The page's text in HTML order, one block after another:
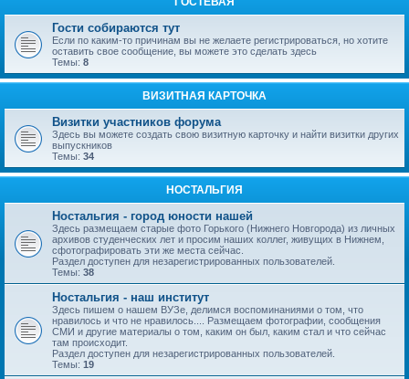
Гости собираются тут
Если по каким-то причинам вы не желаете регистрироваться, но хотите
оставить свое сообщение, вы можете это сделать здесь
Темы: 8
ВИЗИТНАЯ КАРТОЧКА
Визитки участников форума
Здесь вы можете создать свою визитную карточку и найти визитки других
выпускников
Темы: 34
НОСТАЛЬГИЯ
Ностальгия - город юности нашей
Здесь размещаем старые фото Горького (Нижнего Новгорода) из личных
архивов студенческих лет и просим наших коллег, живущих в Нижнем,
сфотографировать эти же места сейчас.
Раздел доступен для незарегистрированных пользователей.
Темы: 38
Ностальгия - наш институт
Здесь пишем о нашем ВУЗе, делимся воспоминаниями о том, что
нравилось и что не нравилось.... Размещаем фотографии, сообщения
СМИ и другие материалы о том, каким он был, каким стал и что сейчас
там происходит.
Раздел доступен для незарегистрированных пользователей.
Темы: 19